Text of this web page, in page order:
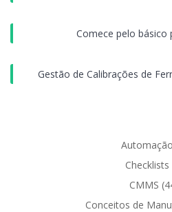
Comece pelo
Gestão de Calibrações de
Automação
Checklists
CMMS
Conceitos de